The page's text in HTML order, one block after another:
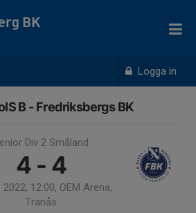
Logga in
BK
B - Fredriksbergs BK
Div 2 Småland
4 - 4
12:00, OEM Arena,
Tranås